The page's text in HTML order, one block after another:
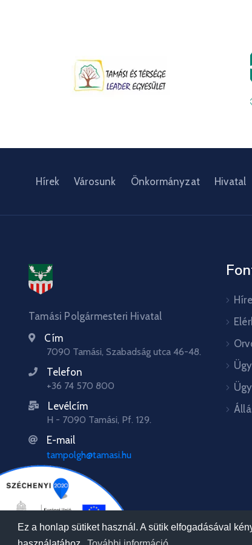
Ez a honlap sütiket használ. A sütik elfogadásával
Hírek Városunk Önkormányzat Hivatal
Tamási Polgármesteri Hivatal
Cím
7090 Tamási, Szabadság utca 46-48.
Telefon
+36 74 570 800
Levélcím
H - 7090 Tamási, Pf. 129.
E-mail
tampolgh@tamasi.hu